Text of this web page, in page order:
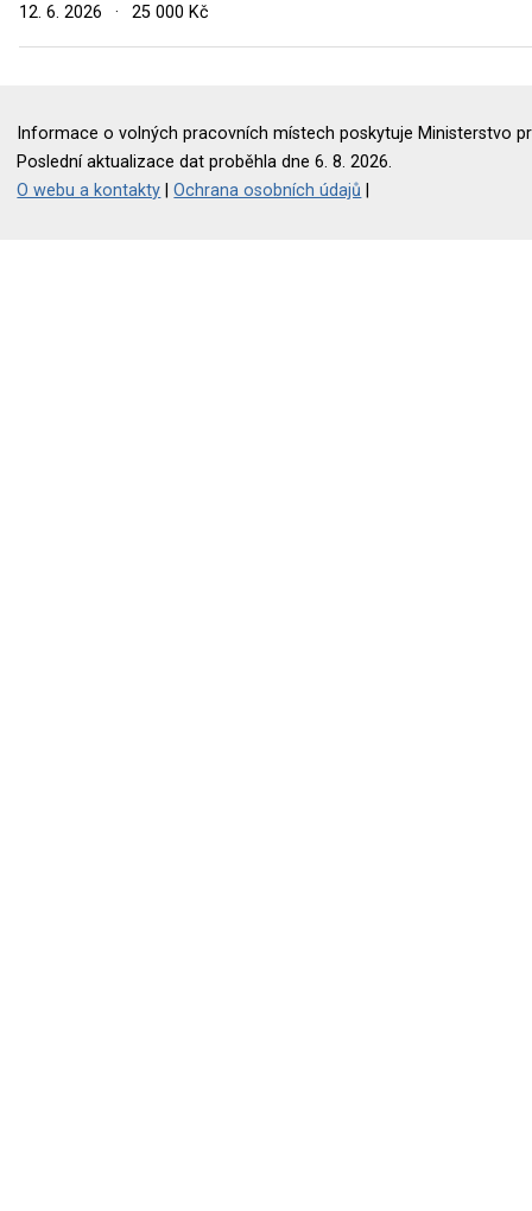
12. 6. 2026
· 25 000 Kč
Informace o volných pracovních místech poskytuje Ministerstvo
Poslední aktualizace dat proběhla dne 6. 8. 2026.
O webu a kontakty |Ochrana osobních údajů